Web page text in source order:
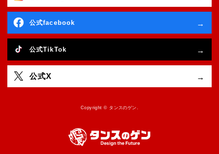
公式facebook
公式TikTok
公式X
Copyright © タンスのゲン.